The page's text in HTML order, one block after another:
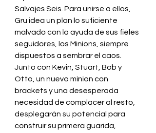
Salvajes Seis. Para unirse a ellos,
Gru idea un plan lo suficiente
malvado con la ayuda de sus fieles
seguidores, los Minions, siempre
dispuestos a sembrar el caos.
Junto con Kevin, Stuart, Bob y
Otto, un nuevo minion con
brackets y una desesperada
necesidad de complacer al resto,
desplegarán su potencial para
construir su primera guarida,